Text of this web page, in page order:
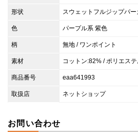
形状 スウェットフルジップパー
色 パープル系 紫色
柄 無地 / ワンポイント
素材 コットン:82% / ポリエス
商品番号 eaa641993
取扱店 ネットショップ
お問い合わせ